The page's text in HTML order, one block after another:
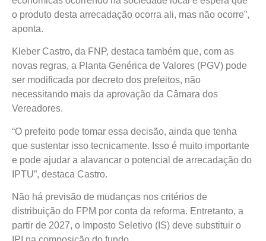
o produto desta arrecadação ocorra ali, mas não ocorre”,
aponta.
Kleber Castro, da FNP, destaca também que, com as
novas regras, a Planta Genérica de Valores (PGV) pode
ser modificada por decreto dos prefeitos, não
necessitando mais da aprovação da Câmara dos
Vereadores.
“O prefeito pode tomar essa decisão, ainda que tenha
que sustentar isso tecnicamente. Isso é muito importante
e pode ajudar a alavancar o potencial de arrecadação do
IPTU”, destaca Castro.
Não há previsão de mudanças nos critérios de
distribuição do FPM por conta da reforma. Entretanto, a
partir de 2027, o Imposto Seletivo (IS) deve substituir o